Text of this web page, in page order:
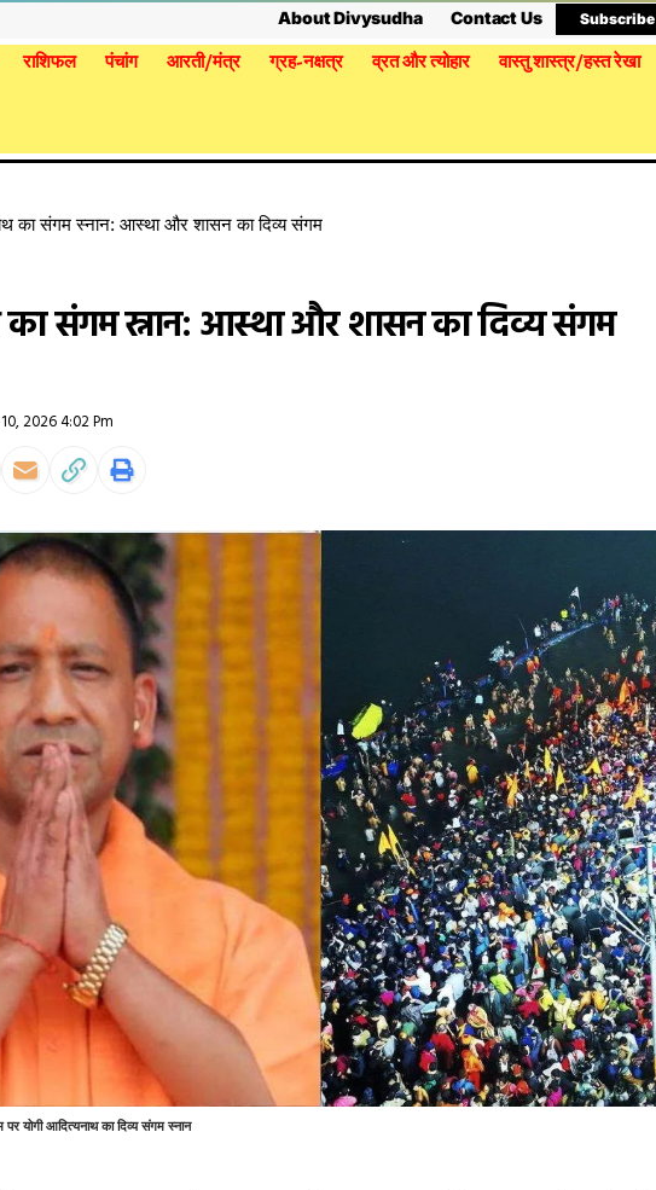
About Divysudha Contact Us Subscribe
राशिफल पंचांग आरती/मंत्र ग्रह-नक्षत्र व्रत और त्योहार वास्तु शास्त्र/हस्त रेखा
का संगम स्नान: आस्था और शासन का दिव्य संगम
का संगम स्नान: आस्था और शासन का दिव्य संगम
2026 4:02 Pm
योगी आदित्यनाथ का दिव्य संगम स्नान